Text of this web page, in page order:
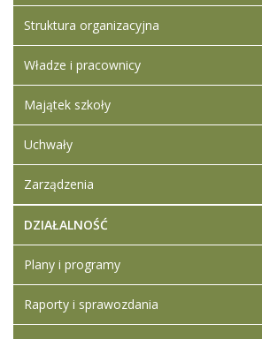
wykonawcy
Struktura organizacyjna
Władze i pracownicy
Majątek szkoły
Uchwały
Zarządzenia
DZIAŁALNOŚĆ
Plany i programy
Raporty i sprawozdania